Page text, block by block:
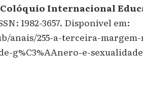
Internacional
1982-3657. Disponível em:
anais/255-a-terceira-
g%C3%AAnero-e-